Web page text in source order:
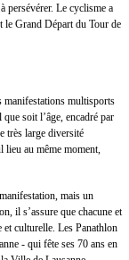
persévérer. Le cyclisme a
le Grand Départ du Tour de
multisports
soit l’âge, encadré par
très large diversité
au même moment,
mais un
il s’assure que chacune et
et culturelle. Les Panathlon
- qui fête ses 70 ans en